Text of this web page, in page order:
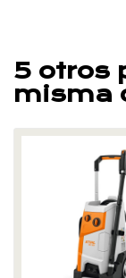
5 otros
misma